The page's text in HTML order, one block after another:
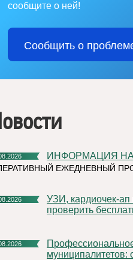
сообщите о ней!
Сообщить о
ИНФОРМАЦИЯ
ЕЖЕДНЕВНЫЙ
УЗИ, кардиочек-ап и флюорограф: что можно успеть
проверить
Профессиональное развитие в цифровом университете